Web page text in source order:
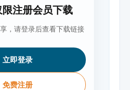
注册会员下载
，请登录后查看下载链接
立即登录
免费注册